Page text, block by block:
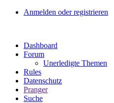
Anmelden oder registrieren
Dashboard
Forum
Unerledigte Themen
Rules
Datenschutz
Pranger
Suche